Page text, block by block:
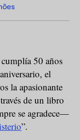
50 años
el
la apasionante
de un libro
se agradece—
”.